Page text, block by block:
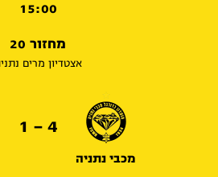
15:00
מחזור 20
אצטדיון מרים
מכבי נתניה
4 - 1